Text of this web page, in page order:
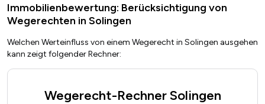
Immobilienbewertung: Berücksichtigung von
Wegerechten in Solingen
Welchen Werteinfluss von einem Wegerecht in Solingen ausgehen
kann zeigt folgender Rechner:
Wegerecht-Rechner Solingen